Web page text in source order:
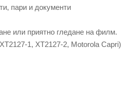
пари и документи
или приятно гледане на филм.
XT2127-1, XT2127-2, Motorola Capri)